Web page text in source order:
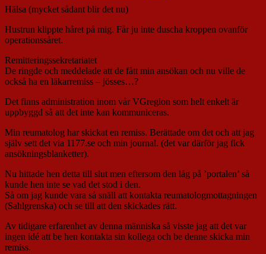
Hälsa (mycket sådant blir det nu)
Hustrun klippte håret på mig. Får ju inte duscha kroppen ovanför
operationssåret.
Remitteringssekretariatet
De ringde och meddelade att de fått min ansökan och nu ville de
också ha en läkarremiss – jösses…?
Det finns administration inom vår VGregion som helt enkelt är
uppbyggd så att det inte kan kommuniceras.
Min reumatolog har skickat en remiss. Berättade om det och att jag
själv sett det via 1177.se och min journal. (det var därför jag fick
ansökningsblanketter).
Nu hittade hen detta till slut men eftersom den låg på ’portalen’ så
kunde hen inte se vad det stod i den.
Så om jag kunde vara så snäll att kontakta reumatologmottagningen
(Sahlgrenska) och se till att den skickades rätt.
Av tidigare erfarenhet av denna människa så visste jag att det var
ingen idé att be hen kontakta sin kollega och be denne skicka min
remiss.